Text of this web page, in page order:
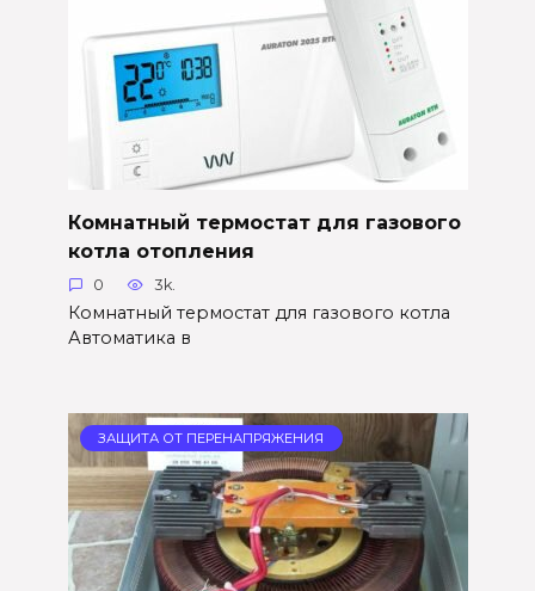
Комнатный термостат для газового
котла отопления
0 3k.
Комнатный термостат для газового котла
Автоматика в
ЗАЩИТА ОТ ПЕРЕНАПРЯЖЕНИЯ